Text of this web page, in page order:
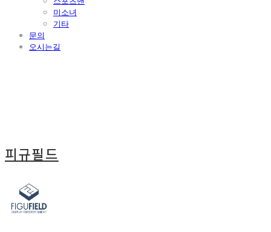
미소녀
기타
문의
오시는길
피규필드